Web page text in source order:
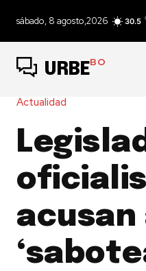
sábado, 8 agosto,2026 30.5
URBEBO
Actualidad
acusan